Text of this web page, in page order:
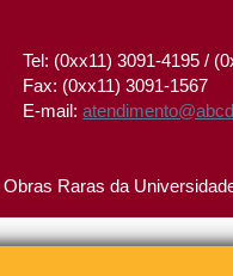
Tel: (0xx11) 3091-4195 /
Fax: (0xx11) 3091-1567
E-mail:
Raras da